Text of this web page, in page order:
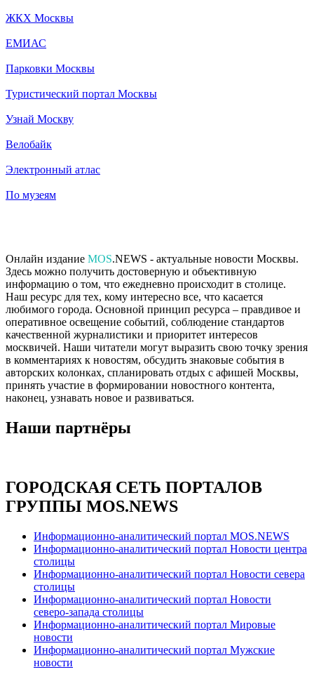
ЖКХ Москвы
ЕМИАС
Парковки Москвы
Туристический портал Москвы
Узнай Москву
Велобайк
Электронный атлас
По музеям
Онлайн издание MOS.NEWS - актуальные новости Москвы.
Здесь можно получить достоверную и объективную
информацию о том, что ежедневно происходит в столице.
Наш ресурс для тех, кому интересно все, что касается
любимого города. Основной принцип ресурса – правдивое и
оперативное освещение событий, соблюдение стандартов
качественной журналистики и приоритет интересов
москвичей. Наши читатели могут выразить свою точку зрения
в комментариях к новостям, обсудить знаковые события в
авторских колонках, спланировать отдых с афишей Москвы,
принять участие в формировании новостного контента,
наконец, узнавать новое и развиваться.
Наши партнёры
ГОРОДСКАЯ СЕТЬ ПОРТАЛОВ
ГРУППЫ MOS.NEWS
Информационно-аналитический портал MOS.NEWS
Информационно-аналитический портал Новости центра
столицы
Информационно-аналитический портал Новости севера
столицы
Информационно-аналитический портал Новости
северо-запада столицы
Информационно-аналитический портал Мировые
новости
Информационно-аналитический портал Мужские
новости